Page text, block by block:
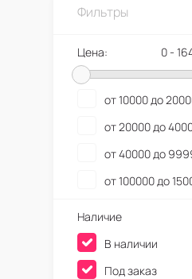
Фильтры
Цена: 0 -
от 10000 до
от 20000 до
от 40000 до
от 100000 до
Наличие
В наличии
Под заказ